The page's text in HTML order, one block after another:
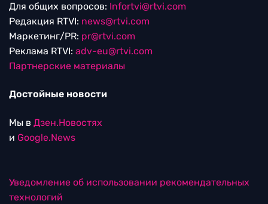
Для общих вопросов: Infortvi@rtvi.com
Редакция RTVI: news@rtvi.com
Маркетинг/PR: pr@rtvi.com
Реклама RTVI: adv-eu@rtvi.com
Партнерские материалы
Достойные новости
Мы в Дзен.Новостях
и Google.News
Уведомление об использовании рекомендательных
технологий